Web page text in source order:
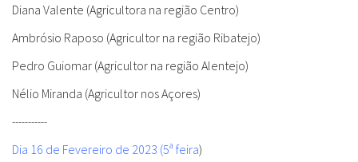
Diana Valente (Agricultora na região Centro)
Ambrósio Raposo (Agricultor na região Ribatejo)
Pedro Guiomar (Agricultor na região Alentejo)
Nélio Miranda (Agricultor nos Açores)
-----------
Dia 16 de Fevereiro de 2023 (5ª feira)